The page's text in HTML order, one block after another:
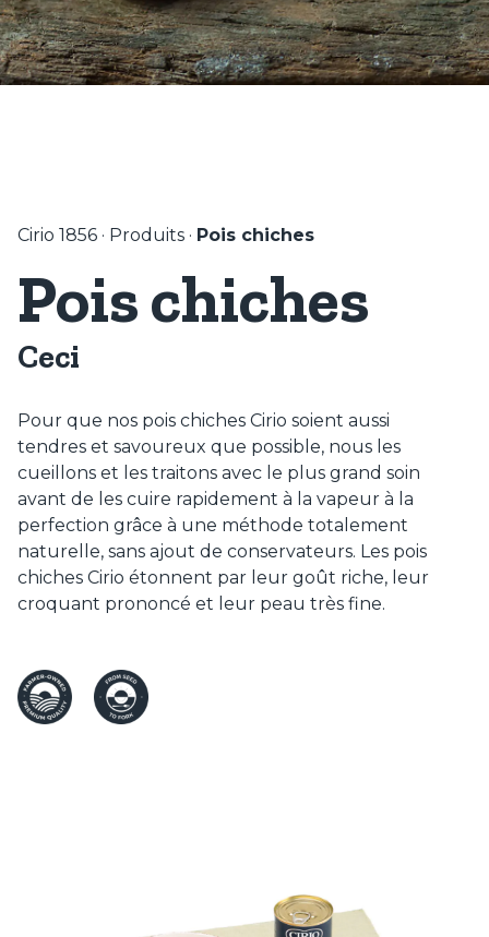
Cirio 1856 · Produits · Pois chiches
Pois chiches
Ceci
Pour que nos pois chiches Cirio soient aussi
tendres et savoureux que possible, nous les
cueillons et les traitons avec le plus grand soin
avant de les cuire rapidement à la vapeur à la
perfection grâce à une méthode totalement
naturelle, sans ajout de conservateurs. Les pois
chiches Cirio étonnent par leur goût riche, leur
croquant prononcé et leur peau très fine.